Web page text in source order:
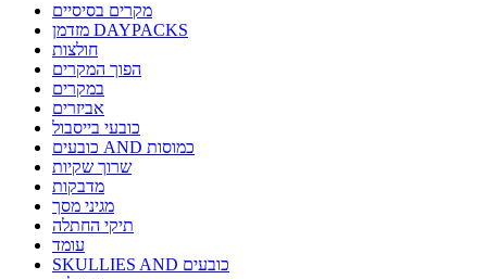
מקרים בסיסיים
מזדמן DAYPACKS
חולצות
הפוך המקרים
במקרים
אביזרים
כובעי בייסבול
כובעים AND כמוסות
שרוך שקיות
מדבקות
מגיני מסך
תיקי החתלה
עומד
SKULLIES AND כובעים